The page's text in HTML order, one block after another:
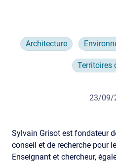
Architecture
Territoires
23/09/
Sylvain Grisot est fondateur
conseil et de recherche pour
Enseignant et chercheur,